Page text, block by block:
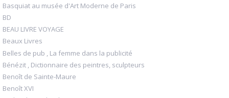
Basquiat au musée d'Art Moderne de Paris
BD
BEAU LIVRE VOYAGE
Beaux Livres
Belles de pub , La femme dans la publicité
Bénézit , Dictionnaire des peintres, sculpteurs
Benoît de Sainte-Maure
Benoît XVI